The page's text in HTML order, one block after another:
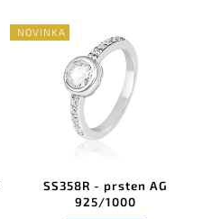
NOVINKA
SS358R - prsten AG
925/1000